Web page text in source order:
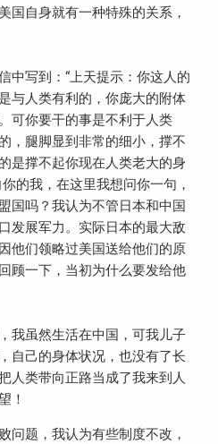
国自身就有一种特殊的关系，
中写到：“上天提示：你这人的
与人类有利的，你庞大的附体
可你要干的事是不利于人类
，腿脚显到非常的细小，撑不
是撑不起你现在人类老大的身
的我，在这里我想问你一句，
国吗？我认为不管日本和中国
发展军力。实际日本的最大敌
他们领略过美国送给他们的原
顾一下，当初为什么要发给他
我虽然生活在中国，可我儿子
自己的身体状况，也没有了长
人类带向正路当成了我来到人
！
问题，我认为有些制度不改，